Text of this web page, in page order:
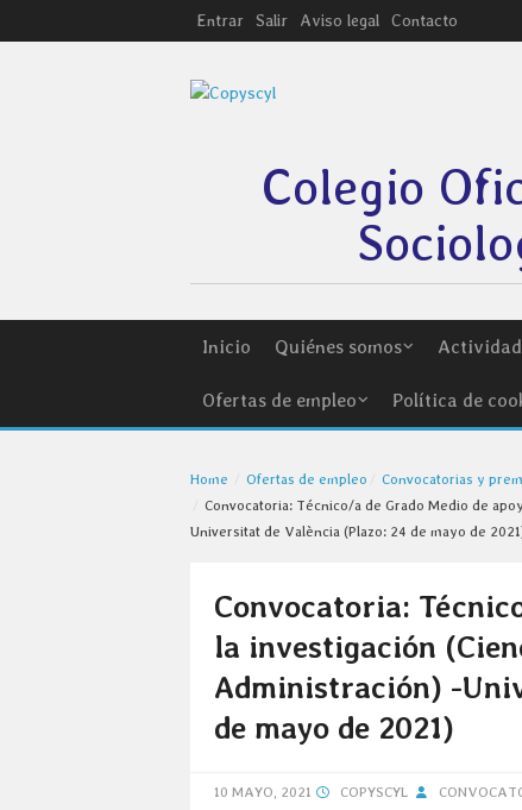
Entrar Salir Aviso legal Contacto
Colegio
Inicio Quiénes somos
Ofertas de empleo Política de
Home Ofertas de empleo
Convocatorias y
Convocatoria: Técnico/a de Grado Medio de
Universitat de València (Plazo: 24 de mayo de
Convocatoria:
la investigación
Administración) -
de mayo de 2021)
10 MAYO, 2021 COPYSCYL